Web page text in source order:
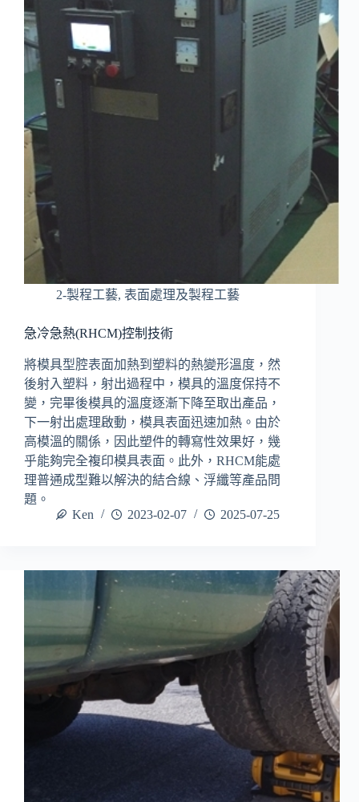
2-製程工藝, 表面處理及製程工藝
急冷急熱(RHCM)控制技術
將模具型腔表面加熱到塑料的熱變形溫度，然
後射入塑料，射出過程中，模具的溫度保持不
變，完畢後模具的溫度逐漸下降至取出產品，
下一射出處理啟動，模具表面迅速加熱。由於
高模溫的關係，因此塑件的轉寫性效果好，幾
乎能夠完全複印模具表面。此外，RHCM能處
理普通成型難以解決的結合線、浮纖等產品問
題。
Ken
2023-02-07 2025-07-25